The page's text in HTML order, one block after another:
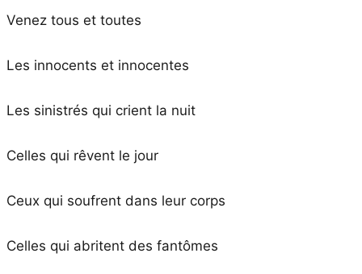
Venez tous et toutes
Les innocents et innocentes
Les sinistrés qui crient la nuit
Celles qui rêvent le jour
Ceux qui soufrent dans leur corps
Celles qui abritent des fantômes